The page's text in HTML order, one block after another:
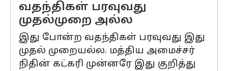
வதந்திகள் பரவுவது
முதல்முறை அல்ல
இது போன்ற வதந்திகள் பரவுவது இது
முதல் முறையல்ல. மத்திய அமைச்சர்
நிதின் கட்கரி முன்னரே இது குறித்து